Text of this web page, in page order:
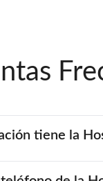
tiene la